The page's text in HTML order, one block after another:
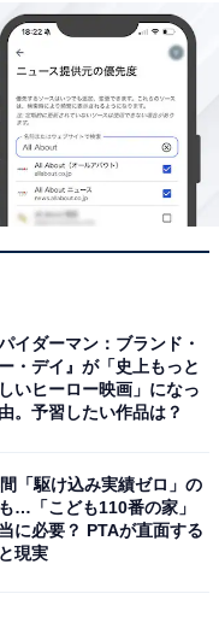
」はW美肌の湯と
パイダーマン：ブランド・
・デイ』が「史上もっと
いヒーロー映画」になっ
。予習したい作品は？
「駆け込み実績ゼロ」の
…「こども110番の家」
に必要？ PTAが直面する
現実